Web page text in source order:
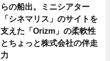
らの船出。ミニシアター
「シネマリス」のサイトを
支えた「Orizm」の柔軟性
とちょっと株式会社の伴走
力